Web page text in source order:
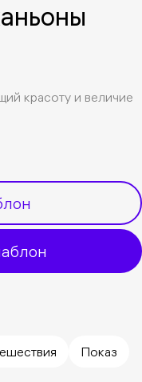
красоту и величие
Показ